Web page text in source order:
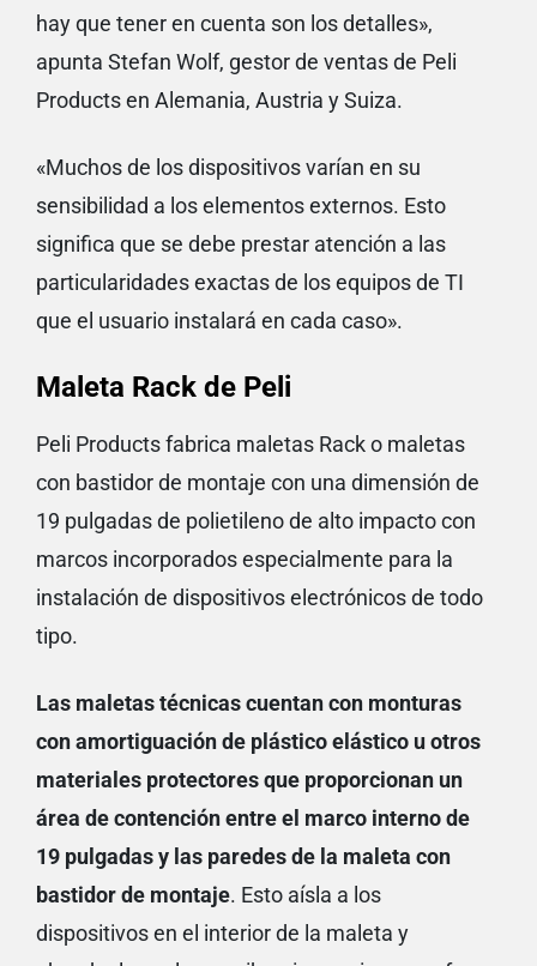
hay que tener en cuenta son los detalles»,
apunta Stefan Wolf, gestor de ventas de Peli
Products en Alemania, Austria y Suiza.
«Muchos de los dispositivos varían en su
sensibilidad a los elementos externos. Esto
significa que se debe prestar atención a las
particularidades exactas de los equipos de TI
que el usuario instalará en cada caso».
Maleta Rack de Peli
Peli Products fabrica maletas Rack o maletas
con bastidor de montaje con una dimensión de
19 pulgadas de polietileno de alto impacto con
marcos incorporados especialmente para la
instalación de dispositivos electrónicos de todo
tipo.
Las maletas técnicas cuentan con monturas
con amortiguación de plástico elástico u otros
materiales protectores que proporcionan un
área de contención entre el marco interno de
19 pulgadas y las paredes de la maleta con
bastidor de montaje. Esto aísla a los
dispositivos en el interior de la maleta y